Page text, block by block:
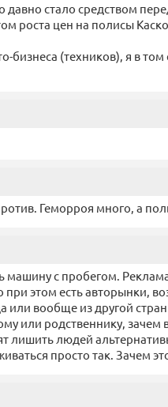
давно стало средством
роста цен на полисы
бизнеса (техников), я в
Геморроя много, а
машину с пробегом.
при этом есть авторынки,
или вообще из другой
или родственнику, зачем
лишить людей
просто так. Зачем